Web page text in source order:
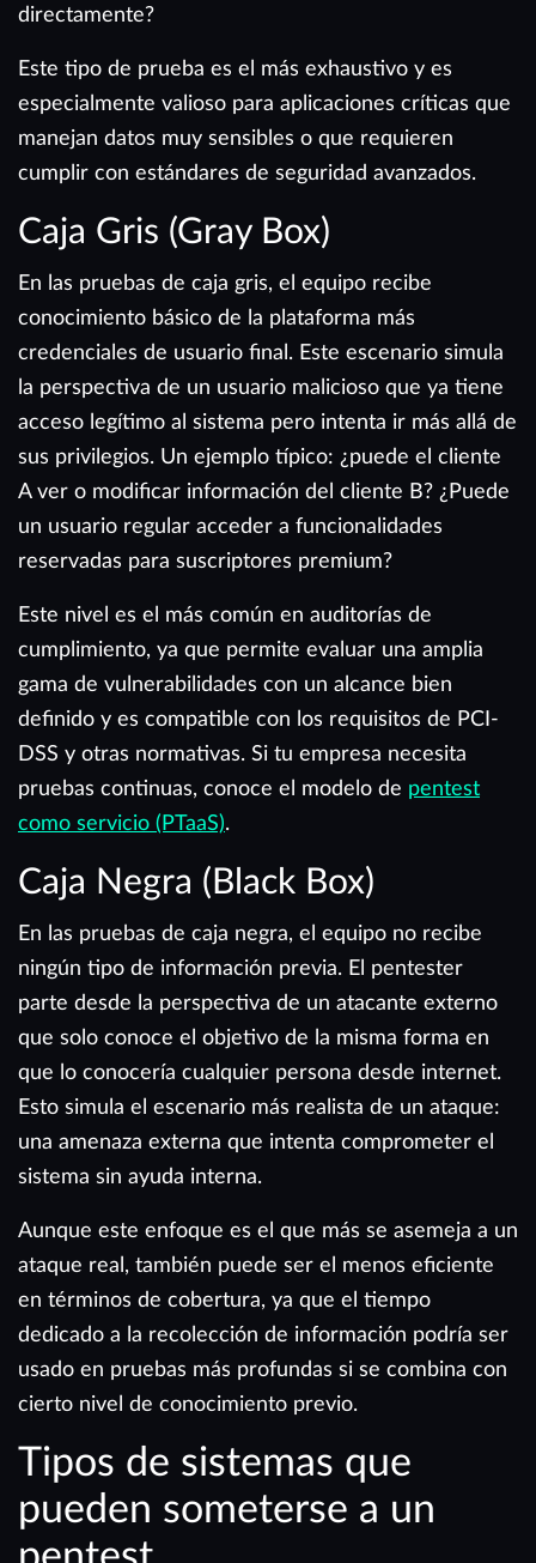
directamente?
Este tipo de prueba es el más exhaustivo y es
especialmente valioso para aplicaciones críticas que
manejan datos muy sensibles o que requieren
cumplir con estándares de seguridad avanzados.
Caja Gris (Gray Box)
En las pruebas de caja gris, el equipo recibe
conocimiento básico de la plataforma más
credenciales de usuario final. Este escenario simula
la perspectiva de un usuario malicioso que ya tiene
acceso legítimo al sistema pero intenta ir más allá de
sus privilegios. Un ejemplo típico: ¿puede el cliente
A ver o modificar información del cliente B? ¿Puede
un usuario regular acceder a funcionalidades
reservadas para suscriptores premium?
Este nivel es el más común en auditorías de
cumplimiento, ya que permite evaluar una amplia
gama de vulnerabilidades con un alcance bien
definido y es compatible con los requisitos de PCI-
DSS y otras normativas. Si tu empresa necesita
pruebas continuas, conoce el modelo de pentest
como servicio (PTaaS).
Caja Negra (Black Box)
En las pruebas de caja negra, el equipo no recibe
ningún tipo de información previa. El pentester
parte desde la perspectiva de un atacante externo
que solo conoce el objetivo de la misma forma en
que lo conocería cualquier persona desde internet.
Esto simula el escenario más realista de un ataque:
una amenaza externa que intenta comprometer el
sistema sin ayuda interna.
Aunque este enfoque es el que más se asemeja a un
ataque real, también puede ser el menos eficiente
en términos de cobertura, ya que el tiempo
dedicado a la recolección de información podría ser
usado en pruebas más profundas si se combina con
cierto nivel de conocimiento previo.
Tipos de sistemas que
pueden someterse a un